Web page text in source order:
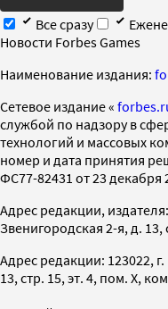
Все сразу
Новости Forbes Games
Наименование издания:
Cетевое издание «
службой по надзору в
технологий и массовых
номер и дата принятия
ФС77-82431 от 23 декабря
Адрес редакции,
Звенигородская 2-я, д. 13,
Адрес редакции: 123022,
13, стр. 15, эт. 4, пом. X,